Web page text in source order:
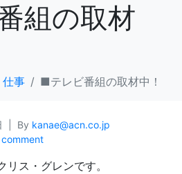
組の取材
仕事 ■テレビ番組の取材中！
By kanae@acn.co.jp
comment
ス・グレンです。